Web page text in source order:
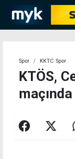
Spor KKTC Spor
KTÖS,
maçında